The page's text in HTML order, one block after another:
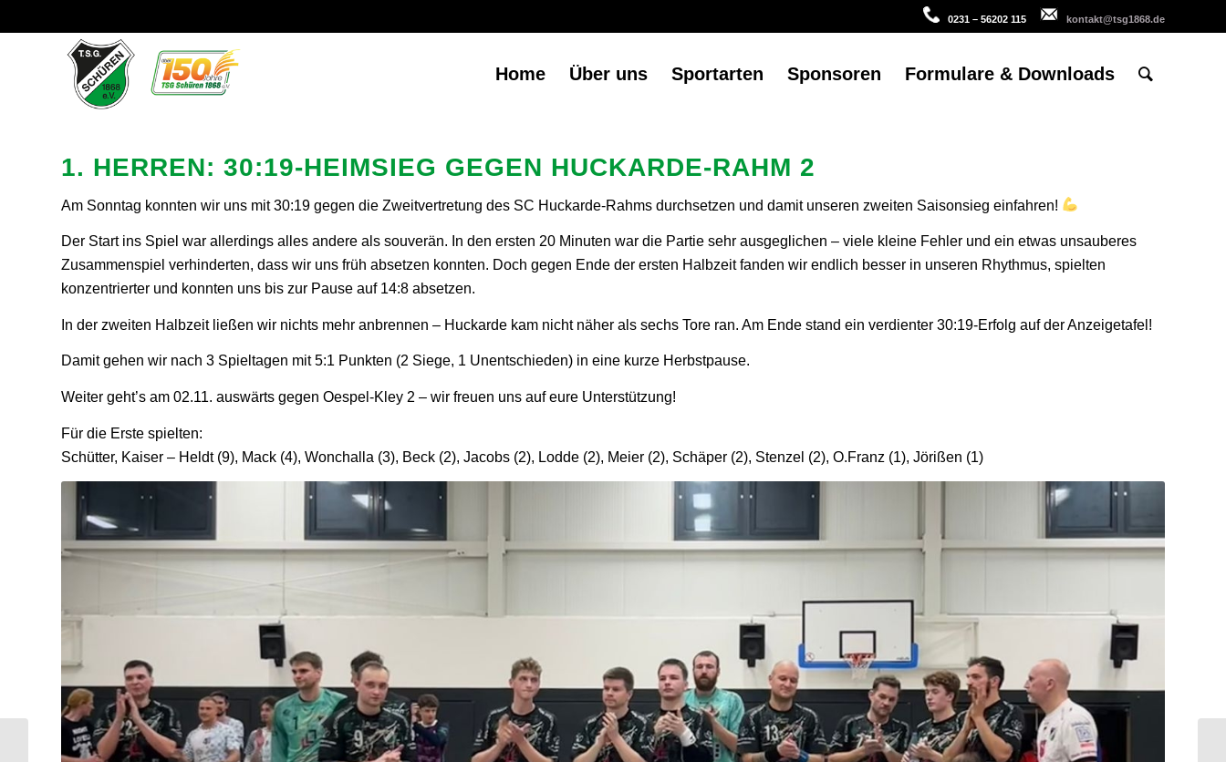
0231 – 56202 115 kontakt@tsg1868.de
Home Über uns Sportarten Sponsoren Formulare & Downloads
1. HERREN: 30:19-HEIMSIEG GEGEN HUCKARDE-RAHM 2
Am Sonntag konnten wir uns mit 30:19 gegen die Zweitvertretung des SC Huckarde-Rahms durchsetzen und damit unseren zweiten Saisonsieg einfahren!
Der Start ins Spiel war allerdings alles andere als souverän. In den ersten 20 Minuten war die Partie sehr ausgeglichen – viele kleine Fehler und ein etwas unsauberes
Zusammenspiel verhinderten, dass wir uns früh absetzen konnten. Doch gegen Ende der ersten Halbzeit fanden wir endlich besser in unseren Rhythmus, spielten
konzentrierter und konnten uns bis zur Pause auf 14:8 absetzen.
In der zweiten Halbzeit ließen wir nichts mehr anbrennen – Huckarde kam nicht näher als sechs Tore ran. Am Ende stand ein verdienter 30:19-Erfolg auf der Anzeigetafel!
Damit gehen wir nach 3 Spieltagen mit 5:1 Punkten (2 Siege, 1 Unentschieden) in eine kurze Herbstpause.
Weiter geht’s am 02.11. auswärts gegen Oespel-Kley 2 – wir freuen uns auf eure Unterstützung!
Für die Erste spielten:
Schütter, Kaiser – Heldt (9), Mack (4), Wonchalla (3), Beck (2), Jacobs (2), Lodde (2), Meier (2), Schäper (2), Stenzel (2), O.Franz (1), Jörißen (1)
1. Herren: Spannendes